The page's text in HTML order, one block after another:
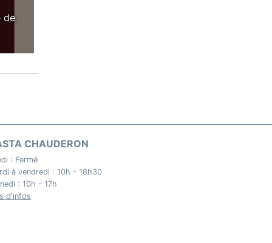
de
CHAUDERON
: Fermé
à vendredi : 10h - 18h30
: 10h - 17h
d'infos